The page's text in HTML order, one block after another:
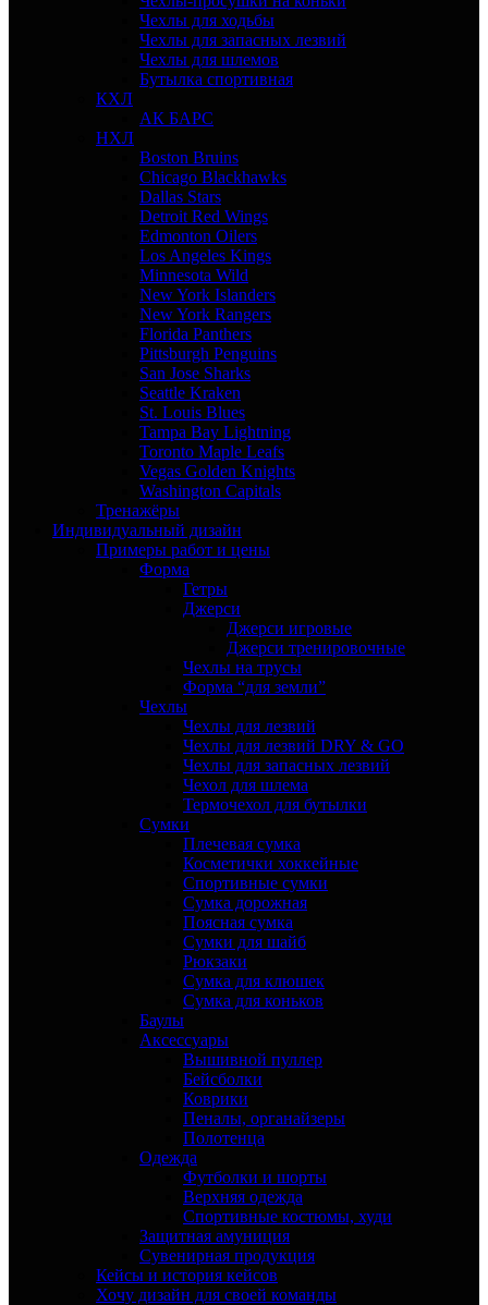
Чехлы для ходьбы
Чехлы для запасных лезвий
Чехлы для шлемов
Бутылка спортивная
КХЛ
АК БАРС
НХЛ
Boston Bruins
Chicago Blackhawks
Dallas Stars
Detroit Red Wings
Edmonton Oilers
Los Angeles Kings
Minnesota Wild
New York Islanders
New York Rangers
Florida Panthers
Pittsburgh Penguins
San Jose Sharks
Seattle Kraken
St. Louis Blues
Tampa Bay Lightning
Toronto Maple Leafs
Vegas Golden Knights
Washington Capitals
Тренажёры
Индивидуальный дизайн
Примеры работ и цены
Форма
Гетры
Джерси
Джерси игровые
Джерси тренировочные
Чехлы на трусы
Форма “для земли”
Чехлы
Чехлы для лезвий
Чехлы для лезвий DRY & GO
Чехлы для запасных лезвий
Чехол для шлема
Термочехол для бутылки
Сумки
Плечевая сумка
Косметички хоккейные
Спортивные сумки
Сумка дорожная
Поясная сумка
Сумки для шайб
Рюкзаки
Сумка для клюшек
Сумка для коньков
Баулы
Аксессуары
Вышивной пуллер
Бейсболки
Коврики
Пеналы, органайзеры
Полотенца
Одежда
Футболки и шорты
Верхняя одежда
Спортивные костюмы, худи
Защитная амуниция
Сувенирная продукция
Кейсы и история кейсов
Хочу дизайн для своей команды